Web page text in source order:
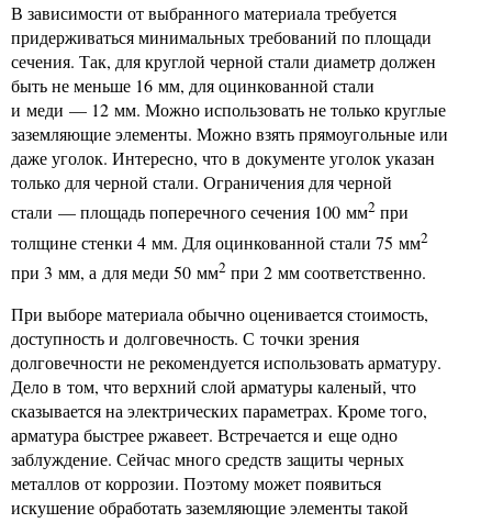
В зависимости от выбранного материала требуется
придерживаться минимальных требований по площади
сечения. Так, для круглой черной стали диаметр должен
быть не меньше 16 мм, для оцинкованной стали
и меди — 12 мм. Можно использовать не только круглые
заземляющие элементы. Можно взять прямоугольные или
даже уголок. Интересно, что в документе уголок указан
только для черной стали. Ограничения для черной
стали — площадь поперечного сечения 100 мм2 при
толщине стенки 4 мм. Для оцинкованной стали 75 мм2
при 3 мм, а для меди 50 мм2 при 2 мм соответственно.
При выборе материала обычно оценивается стоимость,
доступность и долговечность. С точки зрения
долговечности не рекомендуется использовать арматуру.
Дело в том, что верхний слой арматуры каленый, что
сказывается на электрических параметрах. Кроме того,
арматура быстрее ржавеет. Встречается и еще одно
заблуждение. Сейчас много средств защиты черных
металлов от коррозии. Поэтому может появиться
искушение обработать заземляющие элементы такой